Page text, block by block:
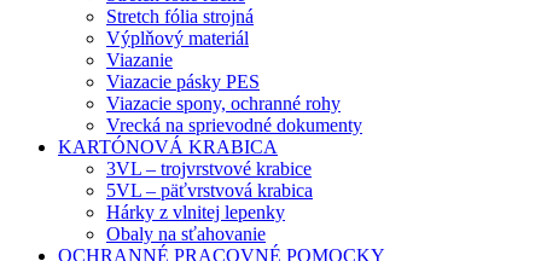
Stretch fólia strojná
Výplňový materiál
Viazanie
Viazacie pásky PES
Viazacie spony, ochranné rohy
Vrecká na sprievodné dokumenty
KARTÓNOVÁ KRABICA
3VL – trojvrstvové krabice
5VL – päťvrstvová krabica
Hárky z vlnitej lepenky
Obaly na sťahovanie
OCHRANNÉ PRACOVNÉ POMOCKY